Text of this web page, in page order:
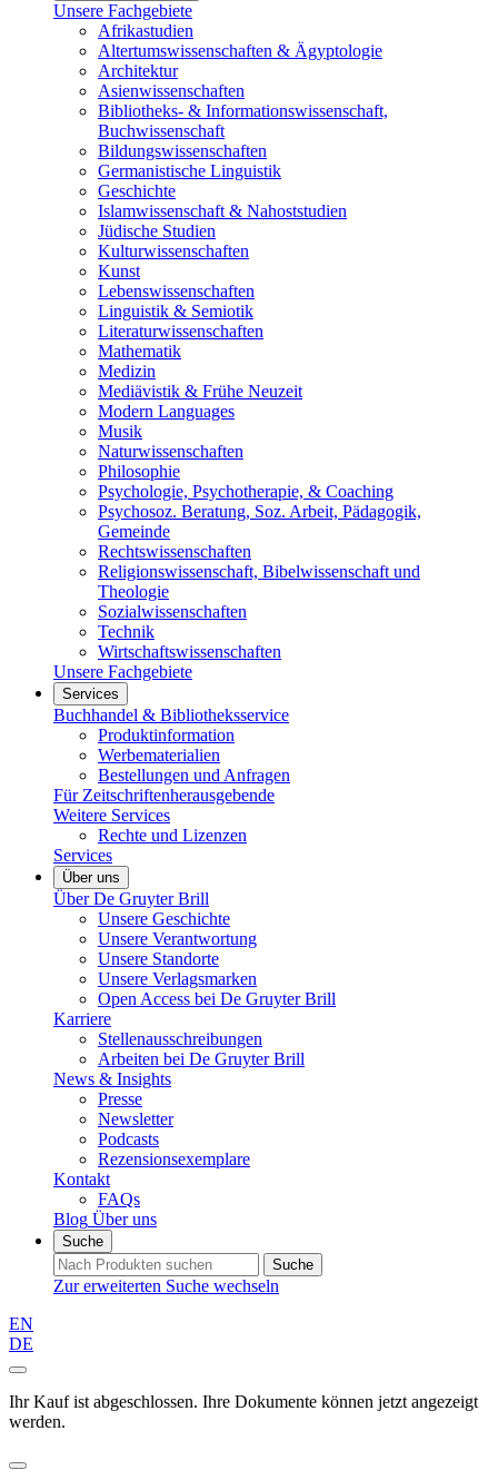
Unsere Fachgebiete
Afrikastudien
Altertumswissenschaften & Ägyptologie
Architektur
Asienwissenschaften
Bibliotheks- & Informationswissenschaft,
Buchwissenschaft
Bildungswissenschaften
Germanistische Linguistik
Geschichte
Islamwissenschaft & Nahoststudien
Jüdische Studien
Kulturwissenschaften
Kunst
Lebenswissenschaften
Linguistik & Semiotik
Literaturwissenschaften
Mathematik
Medizin
Mediävistik & Frühe Neuzeit
Modern Languages
Musik
Naturwissenschaften
Philosophie
Psychologie, Psychotherapie, & Coaching
Psychosoz. Beratung, Soz. Arbeit, Pädagogik,
Gemeinde
Rechtswissenschaften
Religionswissenschaft, Bibelwissenschaft und
Theologie
Sozialwissenschaften
Technik
Wirtschaftswissenschaften
Unsere Fachgebiete
Services
Buchhandel & Bibliotheksservice
Produktinformation
Werbematerialien
Bestellungen und Anfragen
Für Zeitschriftenherausgebende
Weitere Services
Rechte und Lizenzen
Services
Über uns
Über De Gruyter Brill
Unsere Geschichte
Unsere Verantwortung
Unsere Standorte
Unsere Verlagsmarken
Open Access bei De Gruyter Brill
Karriere
Stellenausschreibungen
Arbeiten bei De Gruyter Brill
News & Insights
Presse
Newsletter
Podcasts
Rezensionsexemplare
Kontakt
FAQs
Blog Über uns
Suche
Suche
Zur erweiterten Suche wechseln
EN
DE
Ihr Kauf ist abgeschlossen. Ihre Dokumente können jetzt angezeigt
werden.